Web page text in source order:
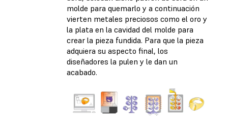
molde para quemarlo y a continuación
vierten metales preciosos como el oro y
la plata en la cavidad del molde para
crear la pieza fundida. Para que la pieza
adquiera su aspecto final, los
diseñadores la pulen y le dan un
acabado.